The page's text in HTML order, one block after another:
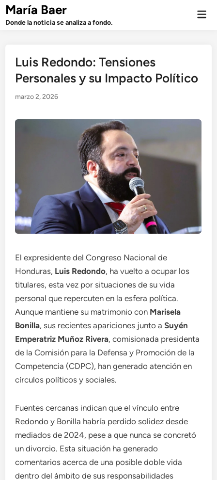
Saltar
contenido
María Baer
Donde la noticia se analiza a fondo.
Luis Redondo: Tensiones
Personales y su Impacto Político
marzo 2, 2026
El expresidente del Congreso Nacional de
Honduras, Luis Redondo, ha vuelto a ocupar los
titulares, esta vez por situaciones de su vida
personal que repercuten en la esfera política.
Aunque mantiene su matrimonio con Marisela
Bonilla, sus recientes apariciones junto aSuyén
Emperatriz Muñoz Rivera, comisionada presidenta
de la Comisión para la Defensa y Promoción de la
Competencia (CDPC), han generado atención en
círculos políticos y sociales.
Fuentes cercanas indican que el vínculo entre
Redondo y Bonilla habría perdido solidez desde
mediados de 2024, pese a que nunca se concretó
un divorcio. Esta situación ha generado
comentarios acerca de una posible doble vida
dentro del ámbito de sus responsabilidades